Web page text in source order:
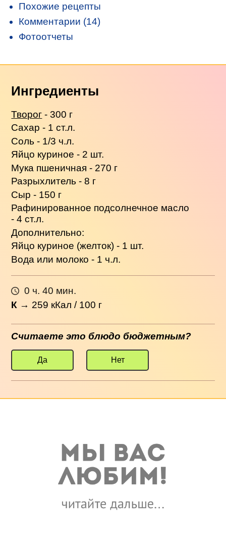
Похожие рецепты
Комментарии (14)
Фотоотчеты
Ингредиенты
Творог - 300 г
Сахар - 1 ст.л.
Соль - 1/3 ч.л.
Яйцо куриное - 2 шт.
Мука пшеничная - 270 г
Разрыхлитель - 8 г
Сыр - 150 г
Рафинированное подсолнечное масло
- 4 ст.л.
Дополнительно:
Яйцо куриное (желток) - 1 шт.
Вода или молоко - 1 ч.л.
0 ч. 40 мин.
К → 259 кКал / 100 г
Считаете это блюдо бюджетным?
Да Нет